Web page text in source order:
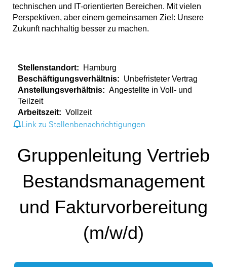
technischen und IT-orientierten Bereichen. Mit vielen
Perspektiven, aber einem gemeinsamen Ziel: Unsere
Zukunft nachhaltig besser zu machen.
Stellenstandort:
Hamburg
Beschäftigungsverhältnis: Unbefristeter Vertrag
Anstellungsverhältnis: Angestellte in Voll- und
Teilzeit
Arbeitszeit: Vollzeit
Link zu Stellenbenachrichtigungen
Gruppenleitung Vertrieb
Bestandsmanagement
und Fakturvorbereitung
(m/w/d)